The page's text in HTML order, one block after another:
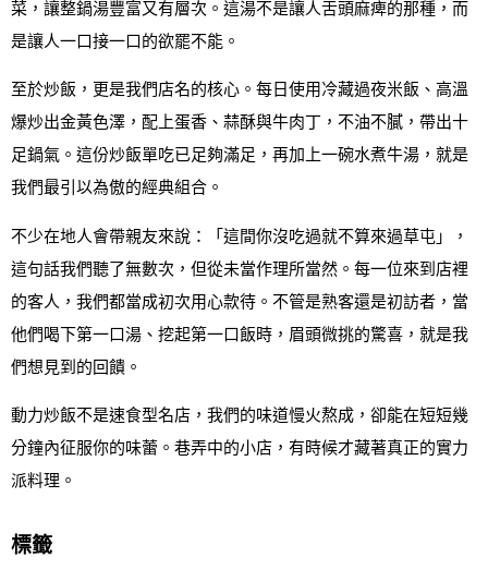
菜，讓整鍋湯豐富又有層次。這湯不是讓人舌頭麻痺的那種，而
是讓人一口接一口的欲罷不能。
至於炒飯，更是我們店名的核心。每日使用冷藏過夜米飯、高溫
爆炒出金黃色澤，配上蛋香、蒜酥與牛肉丁，不油不膩，帶出十
足鍋氣。這份炒飯單吃已足夠滿足，再加上一碗水煮牛湯，就是
我們最引以為傲的經典組合。
不少在地人會帶親友來說：「這間你沒吃過就不算來過草屯」，
這句話我們聽了無數次，但從未當作理所當然。每一位來到店裡
的客人，我們都當成初次用心款待。不管是熟客還是初訪者，當
他們喝下第一口湯、挖起第一口飯時，眉頭微挑的驚喜，就是我
們想見到的回饋。
動力炒飯不是速食型名店，我們的味道慢火熬成，卻能在短短幾
分鐘內征服你的味蕾。巷弄中的小店，有時候才藏著真正的實力
派料理。
標籤